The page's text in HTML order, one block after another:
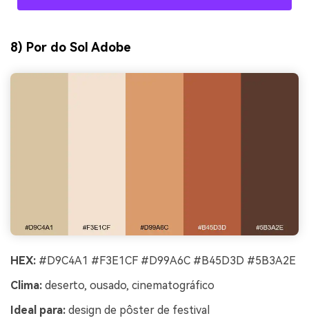
8) Por do Sol Adobe
HEX: #D9C4A1 #F3E1CF #D99A6C #B45D3D #5B3A2E
Clima: deserto, ousado, cinematográfico
Ideal para: design de pôster de festival